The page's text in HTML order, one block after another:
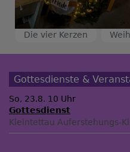
Die vier Kerzen
Gottesdienste &
So, 23.8. 10 Uhr
Gottesdienst
Kleintettau Auferstehungs-